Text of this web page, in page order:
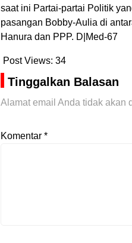
saat ini Partai-partai Politik
pasangan Bobby-Aulia di
Hanura dan PPP. D|Med-67
Post Views: 34
Tinggalkan Balasan
Alamat email Anda tidak akan
Komentar *